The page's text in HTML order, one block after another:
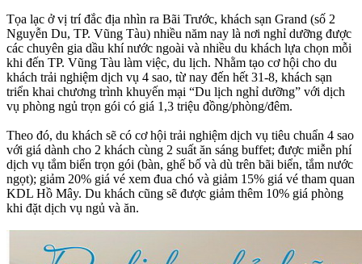
Tọa lạc ở vị trí đắc địa nhìn ra Bãi Trước, khách sạn Grand (số 2
Nguyễn Du, TP. Vũng Tàu) nhiều năm nay là nơi nghỉ dưỡng được
các chuyên gia dầu khí nước ngoài và nhiều du khách lựa chọn mỗi
khi đến TP. Vũng Tàu làm việc, du lịch. Nhằm tạo cơ hội cho du
khách trải nghiệm dịch vụ 4 sao, từ nay đến hết 31-8, khách sạn
triển khai chương trình khuyến mại “Du lịch nghỉ dưỡng” với dịch
vụ phòng ngủ trọn gói có giá 1,3 triệu đồng/phòng/đêm.
Theo đó, du khách sẽ có cơ hội trải nghiệm dịch vụ tiêu chuẩn 4 sao
với giá dành cho 2 khách cùng 2 suất ăn sáng buffet; được miễn phí
dịch vụ tắm biển trọn gói (bàn, ghế bố và dù trên bãi biển, tắm nước
ngọt); giảm 20% giá vé xem đua chó và giảm 15% giá vé tham quan
KDL Hồ Mây. Du khách cũng sẽ được giảm thêm 10% giá phòng
khi đặt dịch vụ ngủ và ăn.